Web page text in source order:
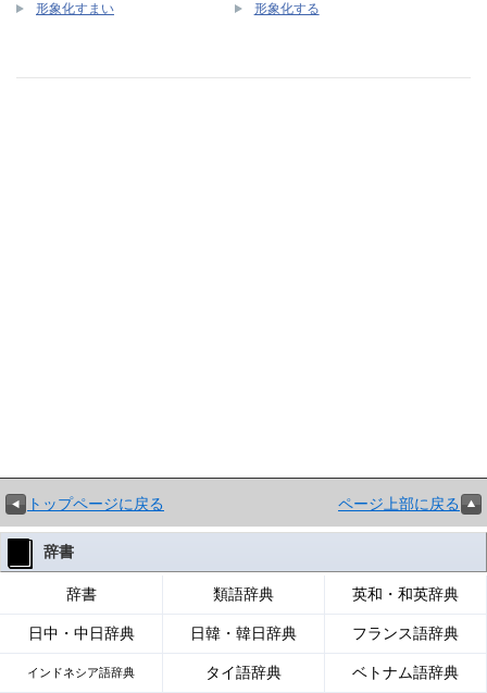
形象化すまい 形象化する
トップページに戻る ページ上部に戻る
辞書
辞書 類語辞典 英和・和英辞典
日中・中日辞典 日韓・韓日辞典 フランス語辞典
インドネシア語辞典 タイ語辞典 ベトナム語辞典